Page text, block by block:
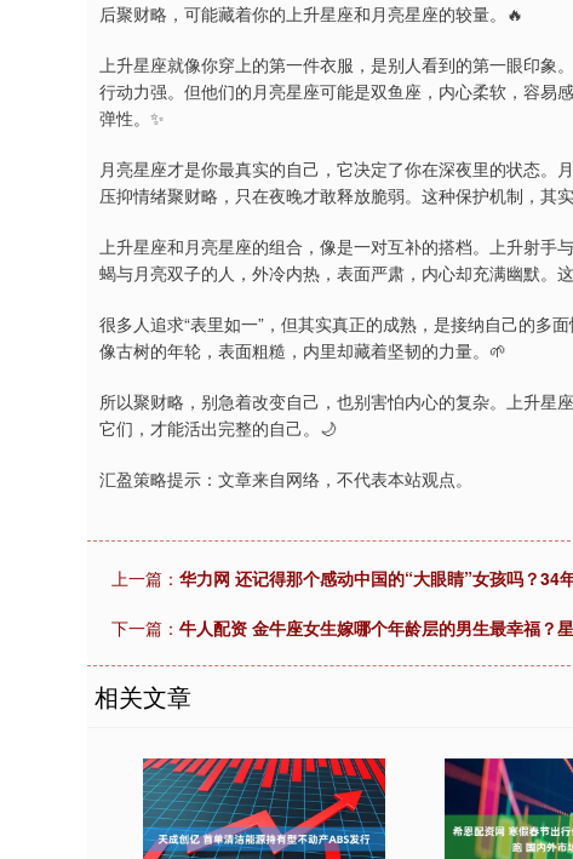
后聚财略，可能藏着你的上升星座和月亮星座的较量。🔥
上升星座就像你穿上的第一件衣服，是别人看到的第一眼印象
行动力强。但他们的月亮星座可能是双鱼座，内心柔软，容易
弹性。✨
月亮星座才是你最真实的自己，它决定了你在深夜里的状态。
压抑情绪聚财略，只在夜晚才敢释放脆弱。这种保护机制，其
上升星座和月亮星座的组合，像是一对互补的搭档。上升射手
蝎与月亮双子的人，外冷内热，表面严肃，内心却充满幽默。
很多人追求“表里如一”，但其实真正的成熟，是接纳自己的多
像古树的年轮，表面粗糙，内里却藏着坚韧的力量。🌱
所以聚财略，别急着改变自己，也别害怕内心的复杂。上升星
它们，才能活出完整的自己。🌙
汇盈策略提示：文章来自网络，不代表本站观点。
上一篇： 华力网 还记得那个感动中国的“大眼睛”女孩吗？34
下一篇： 牛人配资 金牛座女生嫁哪个年龄层的男生最幸福？
相关文章